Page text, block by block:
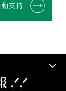
支持
#蔣介石
.ᐟ‪‪.ᐟ